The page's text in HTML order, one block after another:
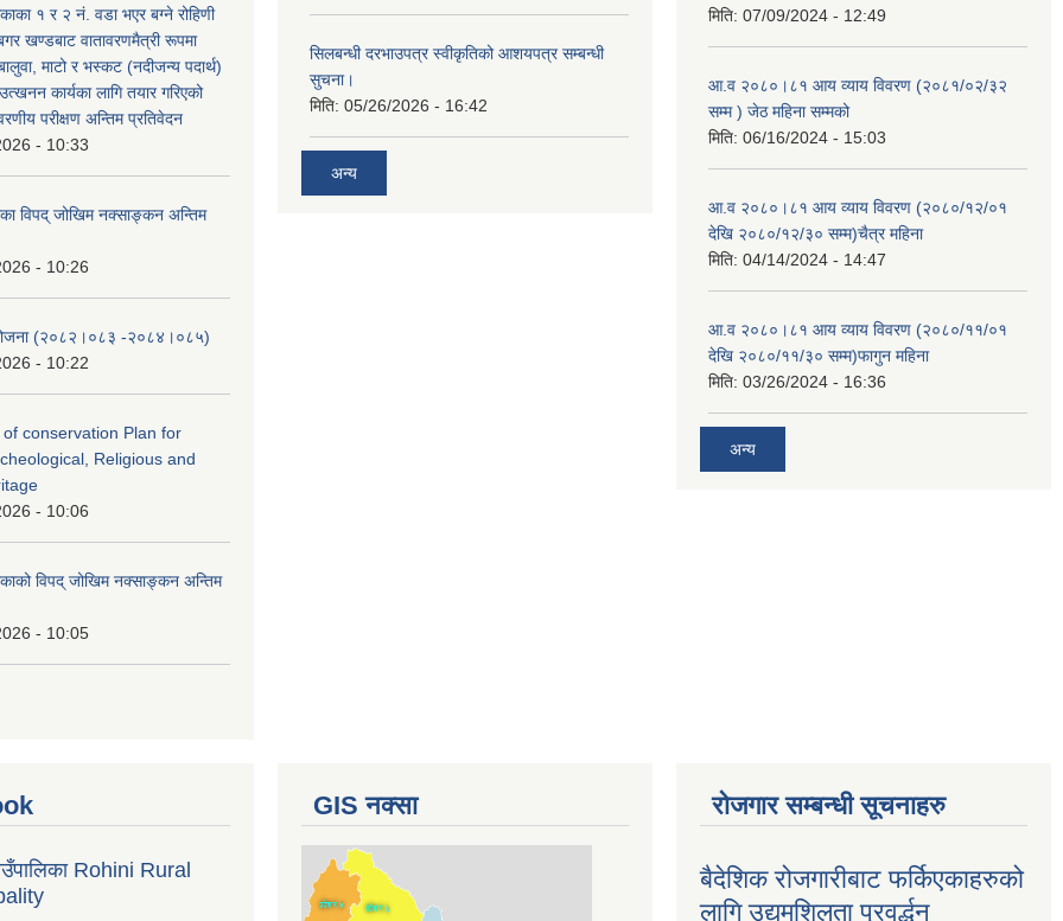
१ र २ नं. वडा भएर बग्ने रोहिणी
खण्डबाट वातावरणमैत्री रूपमा
माटो र भस्कट (नदीजन्य पदार्थ)
कार्यका लागि तयार गरिएको
परीक्षण अन्तिम प्रतिवेदन
- 10:33
विपद् जोखिम नक्साङ्कन अन्तिम
- 10:26
योजना (२०८२।०८३‍ -२०८४।०८५)
- 10:22
conservation Plan for
Religious and
- 10:06
विपद् जोखिम नक्साङ्कन अन्तिम
- 10:05
सिलबन्धी दरभाउपत्र स्वीकृतिको आशयपत्र सम्बन्धी
सुचना।
मिति: 05/26/2026 - 16:42
अन्य
मिति: 07/09/2024 - 12:49
आ.व २०८०।८१ आय व्याय विवरण (२०८१/०२/३२
सम्म ) जेठ महिना सम्मको
मिति: 06/16/2024 - 15:03
आ.व २०८०।८१ आय व्याय विवरण (२०८०/१२/०१
देखि २०८०/१२/३० सम्म)चैत्र महिना
मिति: 04/14/2024 - 14:47
आ.व २०८०।८१ आय व्याय विवरण (२०८०/११/०१
देखि २०८०/११/३० सम्म)फागुन महिना
मिति: 03/26/2024 - 16:36
अन्य
Rohini Rural
GIS नक्सा रोजगार सम्बन्धी सूचनाहरु
बैदेशिक रोजगारीबाट फर्किएकाहरुको
लागि उद्यमशिलता प्रवर्द्धन